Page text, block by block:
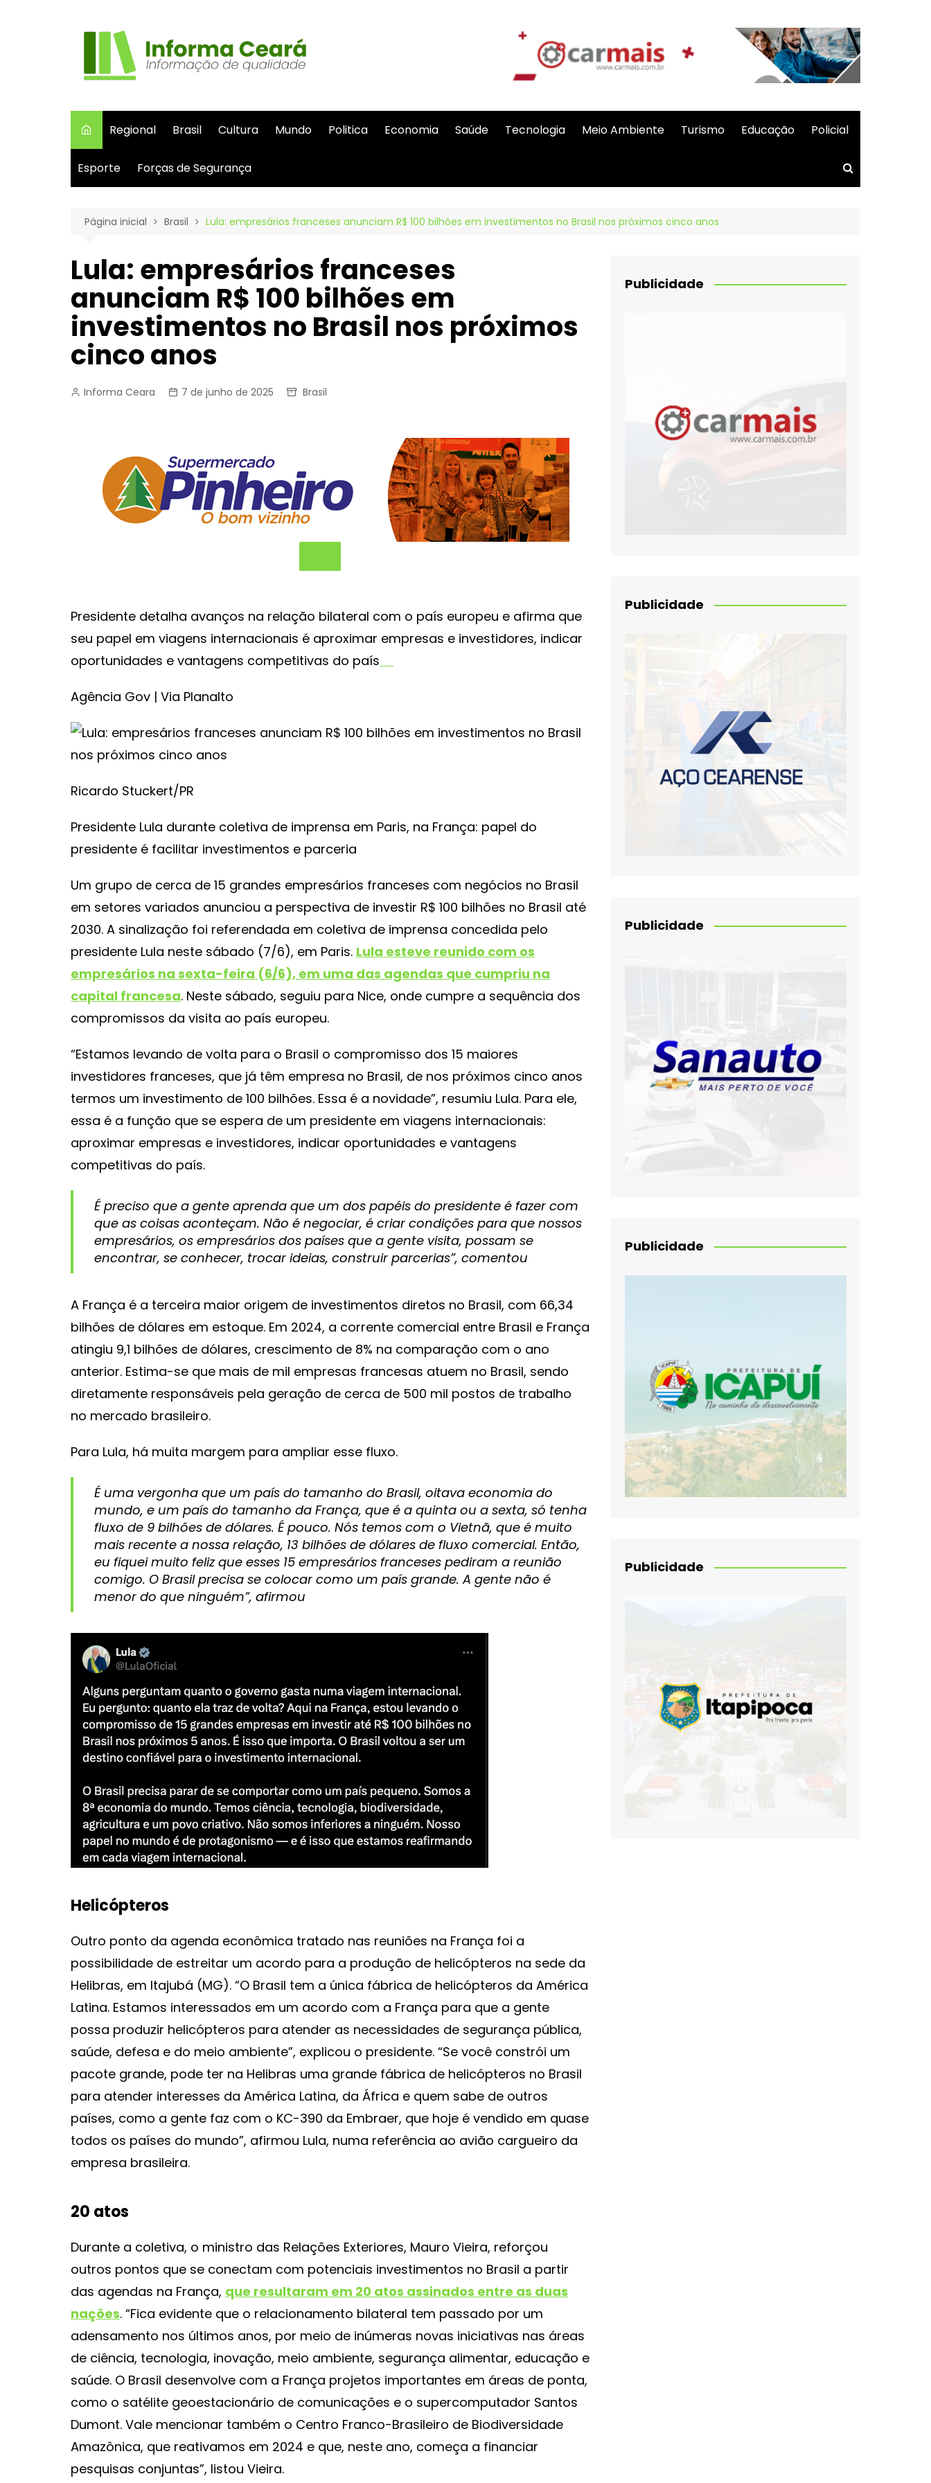
Regional Brasil Cultura Mundo Politica Economia Saúde Tecnologia Meio Ambiente Turismo Educação Policial
Esporte Forças de Segurança
Página inicial Brasil Lula: empresários franceses anunciam R$ 100 bilhões em investimentos no Brasil nos próximos cinco anos
Lula: empresários franceses
anunciam R$ 100 bilhões em
investimentos no Brasil nos próximos
cinco anos
Informa Ceara 7 de junho de 2025 Brasil
Presidente detalha avanços na relação bilateral com o país europeu e afirma que
seu papel em viagens internacionais é aproximar empresas e investidores, indicar
oportunidades e vantagens competitivas do país
Agência Gov | Via Planalto
Ricardo Stuckert/PR
Presidente Lula durante coletiva de imprensa em Paris, na França: papel do
presidente é facilitar investimentos e parceria
Um grupo de cerca de 15 grandes empresários franceses com negócios no Brasil
em setores variados anunciou a perspectiva de investir R$ 100 bilhões no Brasil até
2030. A sinalização foi referendada em coletiva de imprensa concedida pelo
presidente Lula neste sábado (7/6), em Paris. Lula esteve reunido com os
empresários na sexta-feira (6/6), em uma das agendas que cumpriu na
capital francesa. Neste sábado, seguiu para Nice, onde cumpre a sequência dos
compromissos da visita ao país europeu.
“Estamos levando de volta para o Brasil o compromisso dos 15 maiores
investidores franceses, que já têm empresa no Brasil, de nos próximos cinco anos
termos um investimento de 100 bilhões. Essa é a novidade”, resumiu Lula. Para ele,
essa é a função que se espera de um presidente em viagens internacionais:
aproximar empresas e investidores, indicar oportunidades e vantagens
competitivas do país.
É preciso que a gente aprenda que um dos papéis do presidente é fazer com
que as coisas aconteçam. Não é negociar, é criar condições para que nossos
empresários, os empresários dos países que a gente visita, possam se
encontrar, se conhecer, trocar ideias, construir parcerias”, comentou
A França é a terceira maior origem de investimentos diretos no Brasil, com 66,34
bilhões de dólares em estoque. Em 2024, a corrente comercial entre Brasil e França
atingiu 9,1 bilhões de dólares, crescimento de 8% na comparação com o ano
anterior. Estima-se que mais de mil empresas francesas atuem no Brasil, sendo
diretamente responsáveis pela geração de cerca de 500 mil postos de trabalho
no mercado brasileiro.
Para Lula, há muita margem para ampliar esse fluxo.
É uma vergonha que um país do tamanho do Brasil, oitava economia do
mundo, e um país do tamanho da França, que é a quinta ou a sexta, só tenha
fluxo de 9 bilhões de dólares. É pouco. Nós temos com o Vietnã, que é muito
mais recente a nossa relação, 13 bilhões de dólares de fluxo comercial. Então,
eu fiquei muito feliz que esses 15 empresários franceses pediram a reunião
comigo. O Brasil precisa se colocar como um país grande. A gente não é
menor do que ninguém”, afirmou
Helicópteros
Outro ponto da agenda econômica tratado nas reuniões na França foi a
possibilidade de estreitar um acordo para a produção de helicópteros na sede da
Helibras, em Itajubá (MG). “O Brasil tem a única fábrica de helicópteros da América
Latina. Estamos interessados em um acordo com a França para que a gente
possa produzir helicópteros para atender as necessidades de segurança pública,
saúde, defesa e do meio ambiente”, explicou o presidente. “Se você constrói um
pacote grande, pode ter na Helibras uma grande fábrica de helicópteros no Brasil
para atender interesses da América Latina, da África e quem sabe de outros
países, como a gente faz com o KC-390 da Embraer, que hoje é vendido em quase
todos os países do mundo”, afirmou Lula, numa referência ao avião cargueiro da
empresa brasileira.
20 atos
Durante a coletiva, o ministro das Relações Exteriores, Mauro Vieira, reforçou
outros pontos que se conectam com potenciais investimentos no Brasil a partir
das agendas na França, que resultaram em 20 atos assinados entre as duas
nações. “Fica evidente que o relacionamento bilateral tem passado por um
adensamento nos últimos anos, por meio de inúmeras novas iniciativas nas áreas
de ciência, tecnologia, inovação, meio ambiente, segurança alimentar, educação e
saúde. O Brasil desenvolve com a França projetos importantes em áreas de ponta,
como o satélite geoestacionário de comunicações e o supercomputador Santos
Dumont. Vale mencionar também o Centro Franco-Brasileiro de Biodiversidade
Amazônica, que reativamos em 2024 e que, neste ano, começa a financiar
pesquisas conjuntas”, listou Vieira.
Publicidade
Publicidade
Publicidade
Publicidade
Publicidade